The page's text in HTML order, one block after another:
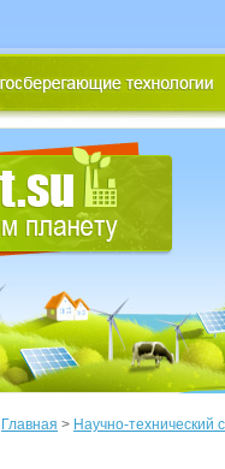
Главная > Научно-технический